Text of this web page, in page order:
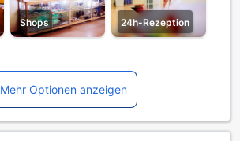
Shops 24h-Rezeption
Mehr Optionen anzeigen